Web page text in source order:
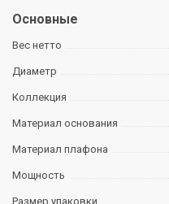
Основные
Вес нетто
Диаметр
Коллекция
Материал основания
Материал плафона
Мощность
Размер упаковки